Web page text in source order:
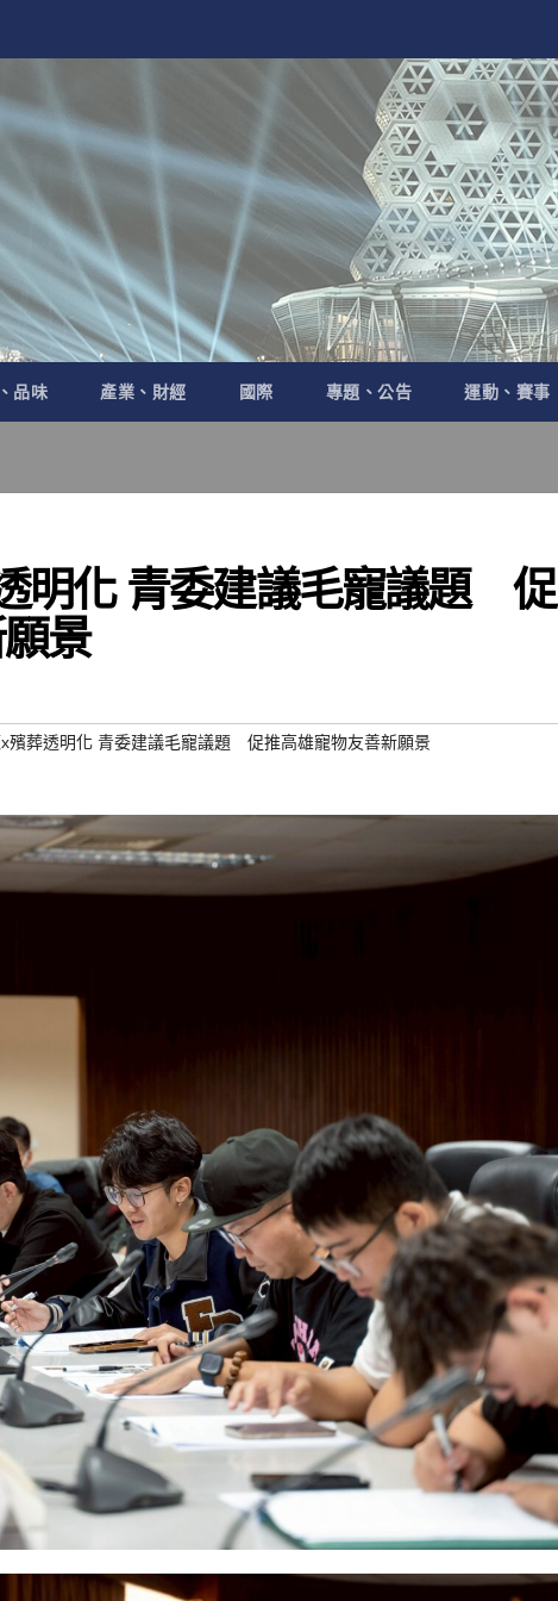
品味 產業、財經 國際 專題、公告 運動、賽事
明化 青委建議毛寵議題 促
景
殯葬透明化 青委建議毛寵議題 促推高雄寵物友善新願景